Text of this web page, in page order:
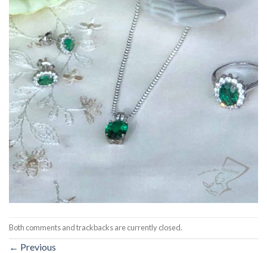
Both comments and trackbacks are currently closed.
← Previous